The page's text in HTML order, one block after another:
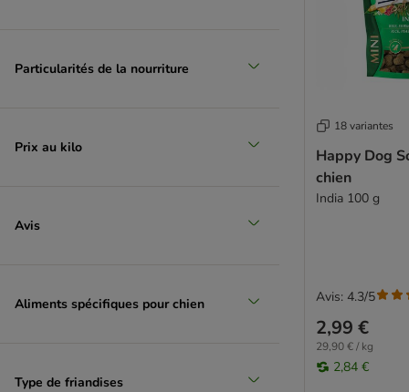
PURINA PRO PLAN
Rocco
Wolf of Wilderness
Particularités de la nourriture
Prix au kilo
Avis
Aliments spécifiques pour chien
Type de friandises
18 variantes
Happy Dog
chien
India 100 g
2,99 €
29,90 € / kg
2,84 €
Avis: 4.3/5